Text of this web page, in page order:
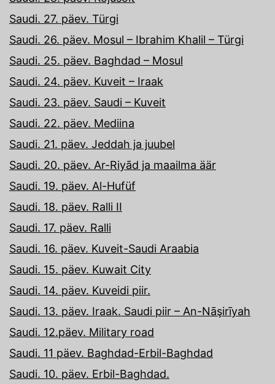
Saudi. 27. päev. Türgi
Saudi. 26. päev. Mosul – Ibrahim Khalil – Türgi
Saudi. 25. päev. Baghdad – Mosul
Saudi. 24. päev. Kuveit – Iraak
Saudi. 23. päev. Saudi – Kuveit
Saudi. 22. päev. Mediina
Saudi. 21. päev. Jeddah ja juubel
Saudi. 20. päev. Ar-Riyād ja maailma äär
Saudi. 19. päev. Al-Hufüf
Saudi. 18. päev. Ralli II
Saudi. 17. päev. Ralli
Saudi. 16. päev. Kuveit-Saudi Araabia
Saudi. 15. päev. Kuwait City
Saudi. 14. päev. Kuveidi piir.
Saudi. 13. päev. Iraak. Saudi piir – An-Nāşirīyah
Saudi. 12.päev. Military road
Saudi. 11 päev. Baghdad-Erbil-Baghdad
Saudi. 10. päev. Erbil-Baghdad.